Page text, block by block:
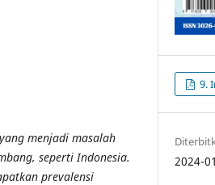
menjadi masalah
seperti Indonesia.
prevalensi
9.
2024-